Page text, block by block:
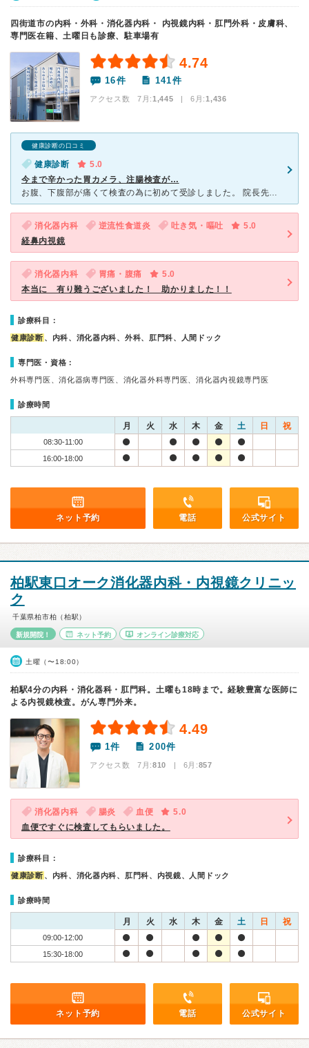
四街道市の内科・外科・消化器内科・ 内視鏡内科・肛門外科・皮膚科、
専門医在籍、土曜日も診療、駐車場有
4.74
16件 141件
アクセス数 7月:1,445 | 6月:1,436
健康診断の口コミ
健康診断
5.0
今まで辛かった胃カメラ、注腸検査が…
お腹、下腹部が痛くて検査の為に初めて受診しました。 院長先生はじめ、スタッフの皆様テキパキとされており院内も綺麗でとても印象が良いです 印象どおり、皆様とても感じが良いです 今まで他の病院でとて
消化器内科 逆流性食道炎 吐き気・嘔吐
5.0
経鼻内視鏡
消化器内科 胃痛・腹痛
5.0
本当に 有り難うございました！ 助かりました！！
診療科目：
健康診断 、内科、消化器内科、外科、肛門科、人間ドック
専門医・資格：
外科専門医、消化器病専門医、消化器外科専門医、消化器内視鏡専門医
診療時間
月 火 水 木 金 土 日 祝
08:30-11:00
16:00-18:00
ネット予約 電話 公式サイト
柏駅東口オーク消化器内科・内視鏡クリニッ
ク
千葉県柏市柏（柏駅）
新規開院！ ネット予約 オンライン診療対応
土曜（〜18:00）
柏駅4分の内科・消化器科・肛門科。土曜も18時まで。経験豊富な医師に
よる内視鏡検査。がん専門外来。
4.49
1件 200件
アクセス数 7月:810 | 6月:857
消化器内科 腸炎 血便
5.0
血便ですぐに検査してもらいました。
診療科目：
健康診断 、内科、消化器内科、肛門科、内視鏡、人間ドック
診療時間
月 火 水 木 金 土 日 祝
09:00-12:00
15:30-18:00
ネット予約 電話 公式サイト